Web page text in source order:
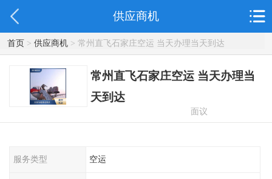
供应商机
首页> 供应商机> 常州直飞石家庄空运 当天办理当天到达
常州直飞石家庄空运 当天办理当
天到达
面议
服务类型 空运